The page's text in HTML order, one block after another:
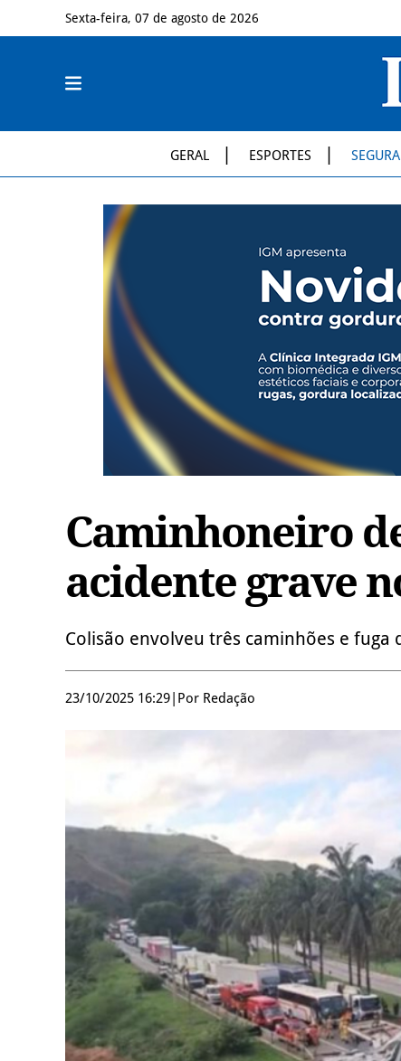
Sexta-feira, 07 de agosto de 2026
GERAL ESPORTES
Caminhoneiro
acidente grave
Colisão envolveu três caminhões e
23/10/2025 16:29 Por Redação